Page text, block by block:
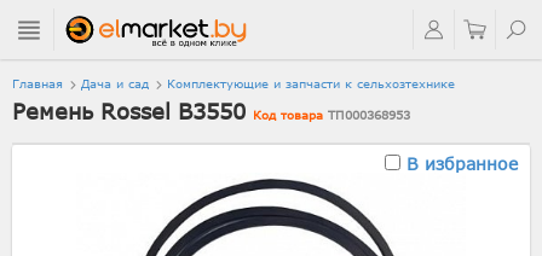
Главная Дача и сад Комплектующие и запчасти к сельхозтехнике
Ремень Rossel В3550 Код товара ТП000368953
В избранное